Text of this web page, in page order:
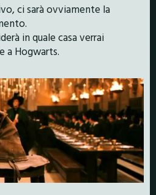
ci sarà ovviamente la
in quale casa verrai
a Hogwarts.